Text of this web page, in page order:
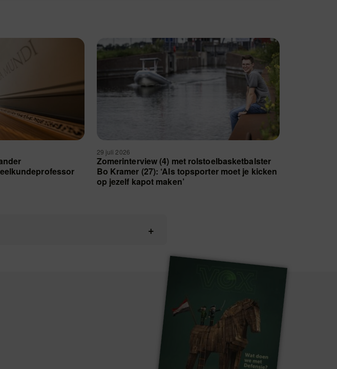
29 juli 2026
Zomerinterview (4) met rolstoelbasketbalster
Bo Kramer (27): ‘Als topsporter moet je kicken
op jezelf kapot maken’